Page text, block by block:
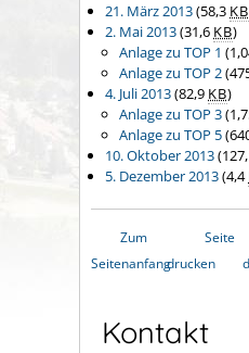
21. März 2013(58,3 KB
2. Mai 2013(31,6 KB)
Anlage zu TOP 1
Anlage zu TOP 2
4. Juli 2013(82,9 KB)
Anlage zu TOP 3
Anlage zu TOP 5
10. Oktober 2013
5. Dezember 2013(4,4
Zum
Seitenanfang
Seite
drucken
Kontakt